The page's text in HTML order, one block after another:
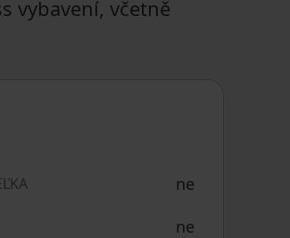
vybavení, včetně
ne
ne